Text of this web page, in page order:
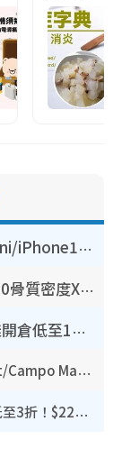
豐澤優惠勁減低至44折！Mac mini/iPhone17Pro大減價！廚房家電$220起
港大推賽馬會強化骨骼計劃！$100骨質密度X光檢查 完成免費運動訓練送超市禮券！附參加資格
開倉優惠 | 尖沙咀海港城名牌波鞋開倉低至1折！On鞋$899起／Joy&Peace鞋履$98起
開倉優惠｜銅鑼灣時代廣場Doughnut/Campo Marzio開倉低至1折！背囊、書包、手袋劈價$200起
廚具開倉｜特福Tefal廚具/家電開倉低至3折！$220起買平底鍋/炒鑊/湯煲！電飯煲/吸塵機/燙斗$418起